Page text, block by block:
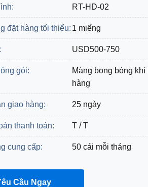
RT-HD-02
đặt hàng tối thiểu: 1 miếng
USD500-750
gói:
Màng bong bóng
hàng
giao hàng: 25 ngày
thanh toán: T / T
cung cấp: 50 cái mỗi tháng
Cầu Ngay
Một Trích Dẫn